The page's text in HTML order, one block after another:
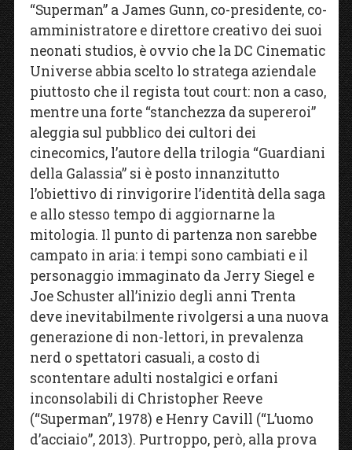
“Superman” a James Gunn, co-presidente, co-
amministratore e direttore creativo dei suoi
neonati studios, è ovvio che la DC Cinematic
Universe abbia scelto lo stratega aziendale
piuttosto che il regista tout court: non a caso,
mentre una forte “stanchezza da supereroi”
aleggia sul pubblico dei cultori dei
cinecomics, l’autore della trilogia “Guardiani
della Galassia” si è posto innanzitutto
l’obiettivo di rinvigorire l’identità della saga
e allo stesso tempo di aggiornarne la
mitologia. Il punto di partenza non sarebbe
campato in aria: i tempi sono cambiati e il
personaggio immaginato da Jerry Siegel e
Joe Schuster all’inizio degli anni Trenta
deve inevitabilmente rivolgersi a una nuova
generazione di non-lettori, in prevalenza
nerd o spettatori casuali, a costo di
scontentare adulti nostalgici e orfani
inconsolabili di Christopher Reeve
(“Superman”, 1978) e Henry Cavill (“L’uomo
d’acciaio”, 2013). Purtroppo, però, alla prova